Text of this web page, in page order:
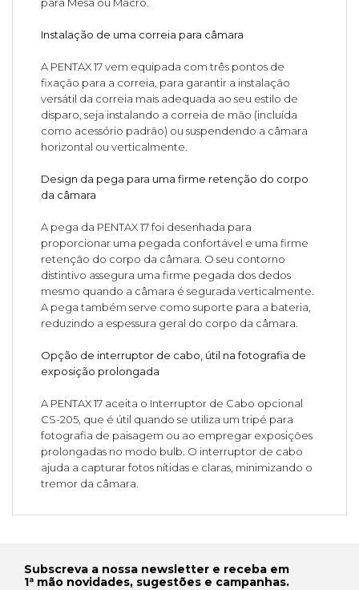
para Mesa ou Macro.
Instalação de uma correia para câmara
A PENTAX 17 vem equipada com três pontos de
fixação para a correia, para garantir a instalação
versátil da correia mais adequada ao seu estilo de
disparo, seja instalando a correia de mão (incluída
como acessório padrão) ou suspendendo a câmara
horizontal ou verticalmente.
Design da pega para uma firme retenção do corpo
da câmara
A pega da PENTAX 17 foi desenhada para
proporcionar uma pegada confortável e uma firme
retenção do corpo da câmara. O seu contorno
distintivo assegura uma firme pegada dos dedos
mesmo quando a câmara é segurada verticalmente.
A pega também serve como suporte para a bateria,
reduzindo a espessura geral do corpo da câmara.
Opção de interruptor de cabo, útil na fotografia de
exposição prolongada
A PENTAX 17 aceita o Interruptor de Cabo opcional
CS-205, que é útil quando se utiliza um tripé para
fotografia de paisagem ou ao empregar exposições
prolongadas no modo bulb. O interruptor de cabo
ajuda a capturar fotos nítidas e claras, minimizando o
tremor da câmara.
Subscreva a nossa newsletter e receba em
1ª mão novidades, sugestões e campanhas.